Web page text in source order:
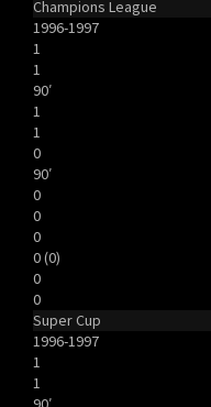
Champions League
1996-1997
1
1
90′
1
1
0
90′
0
0
0
0 (0)
0
0
Super Cup
1996-1997
1
1